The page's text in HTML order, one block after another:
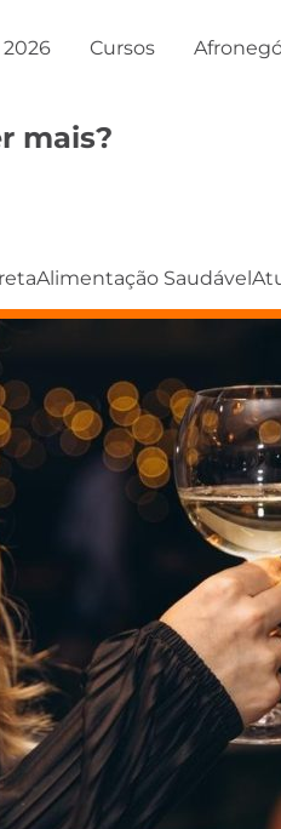
Cursos
mais?
Alimentação Saudável